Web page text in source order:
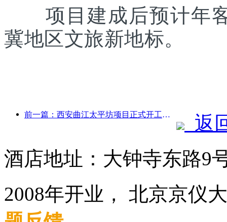
项目建成后预计年客
冀地区文旅新地标。
前一篇：西安曲江太平坊项目正式开工，总建面13.7万方
返
酒店地址：大钟寺东路9
2008年开业， 北京京